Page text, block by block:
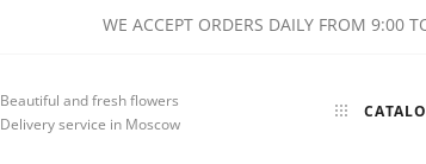
WE ACCEPT ORDERS DAILY FROM 9:00
Beautiful and fresh flowers
Delivery service in Moscow